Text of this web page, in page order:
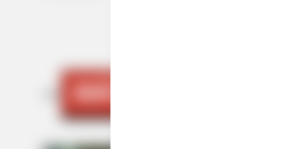
MÁS DE JUDICIALES